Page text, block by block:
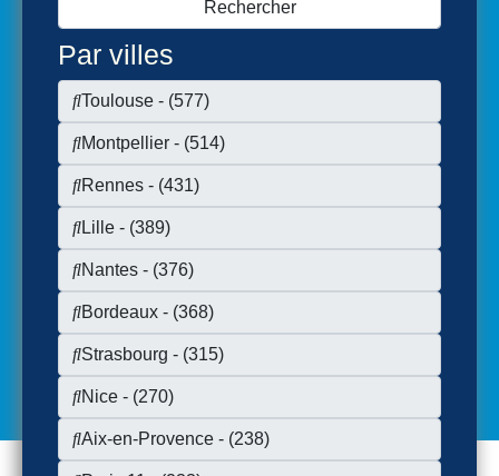
Par villes
Toulouse - (577)
Montpellier - (514)
Rennes - (431)
Lille - (389)
Nantes - (376)
Bordeaux - (368)
Strasbourg - (315)
Nice - (270)
Aix-en-Provence - (238)